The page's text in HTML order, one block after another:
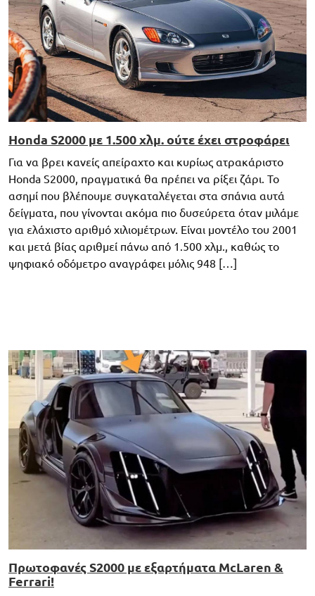
Honda S2000 με 1.500 χλμ. ούτε έχει στροφάρει
Για να βρει κανείς απείραχτο και κυρίως ατρακάριστο
Honda S2000, πραγματικά θα πρέπει να ρίξει ζάρι. Το
ασημί που βλέπουμε συγκαταλέγεται στα σπάνια αυτά
δείγματα, που γίνονται ακόμα πιο δυσεύρετα όταν μιλάμε
για ελάχιστο αριθμό χιλιομέτρων. Είναι μοντέλο του 2001
και μετά βίας αριθμεί πάνω από 1.500 χλμ., καθώς το
ψηφιακό οδόμετρο αναγράφει μόλις 948 […]
Πρωτοφανές S2000 με εξαρτήματα McLaren &
Ferrari!